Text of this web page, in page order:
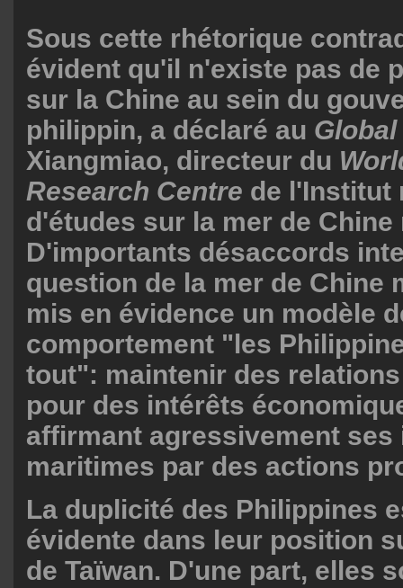
Sous cette rhétorique
évident qu'il n'existe pas de
sur la Chine au sein du
philippin, a déclaré au
Xiangmiao, directeur du
Research Centre de l'Institut
d'études sur la mer de
D'importants désaccords
question de la mer de Chine
mis en évidence un modèle
comportement "les
tout": maintenir des
pour des intérêts
affirmant agressivement ses
maritimes par des actions
La duplicité des Philippines
évidente dans leur position
de Taïwan. D'une part, elles